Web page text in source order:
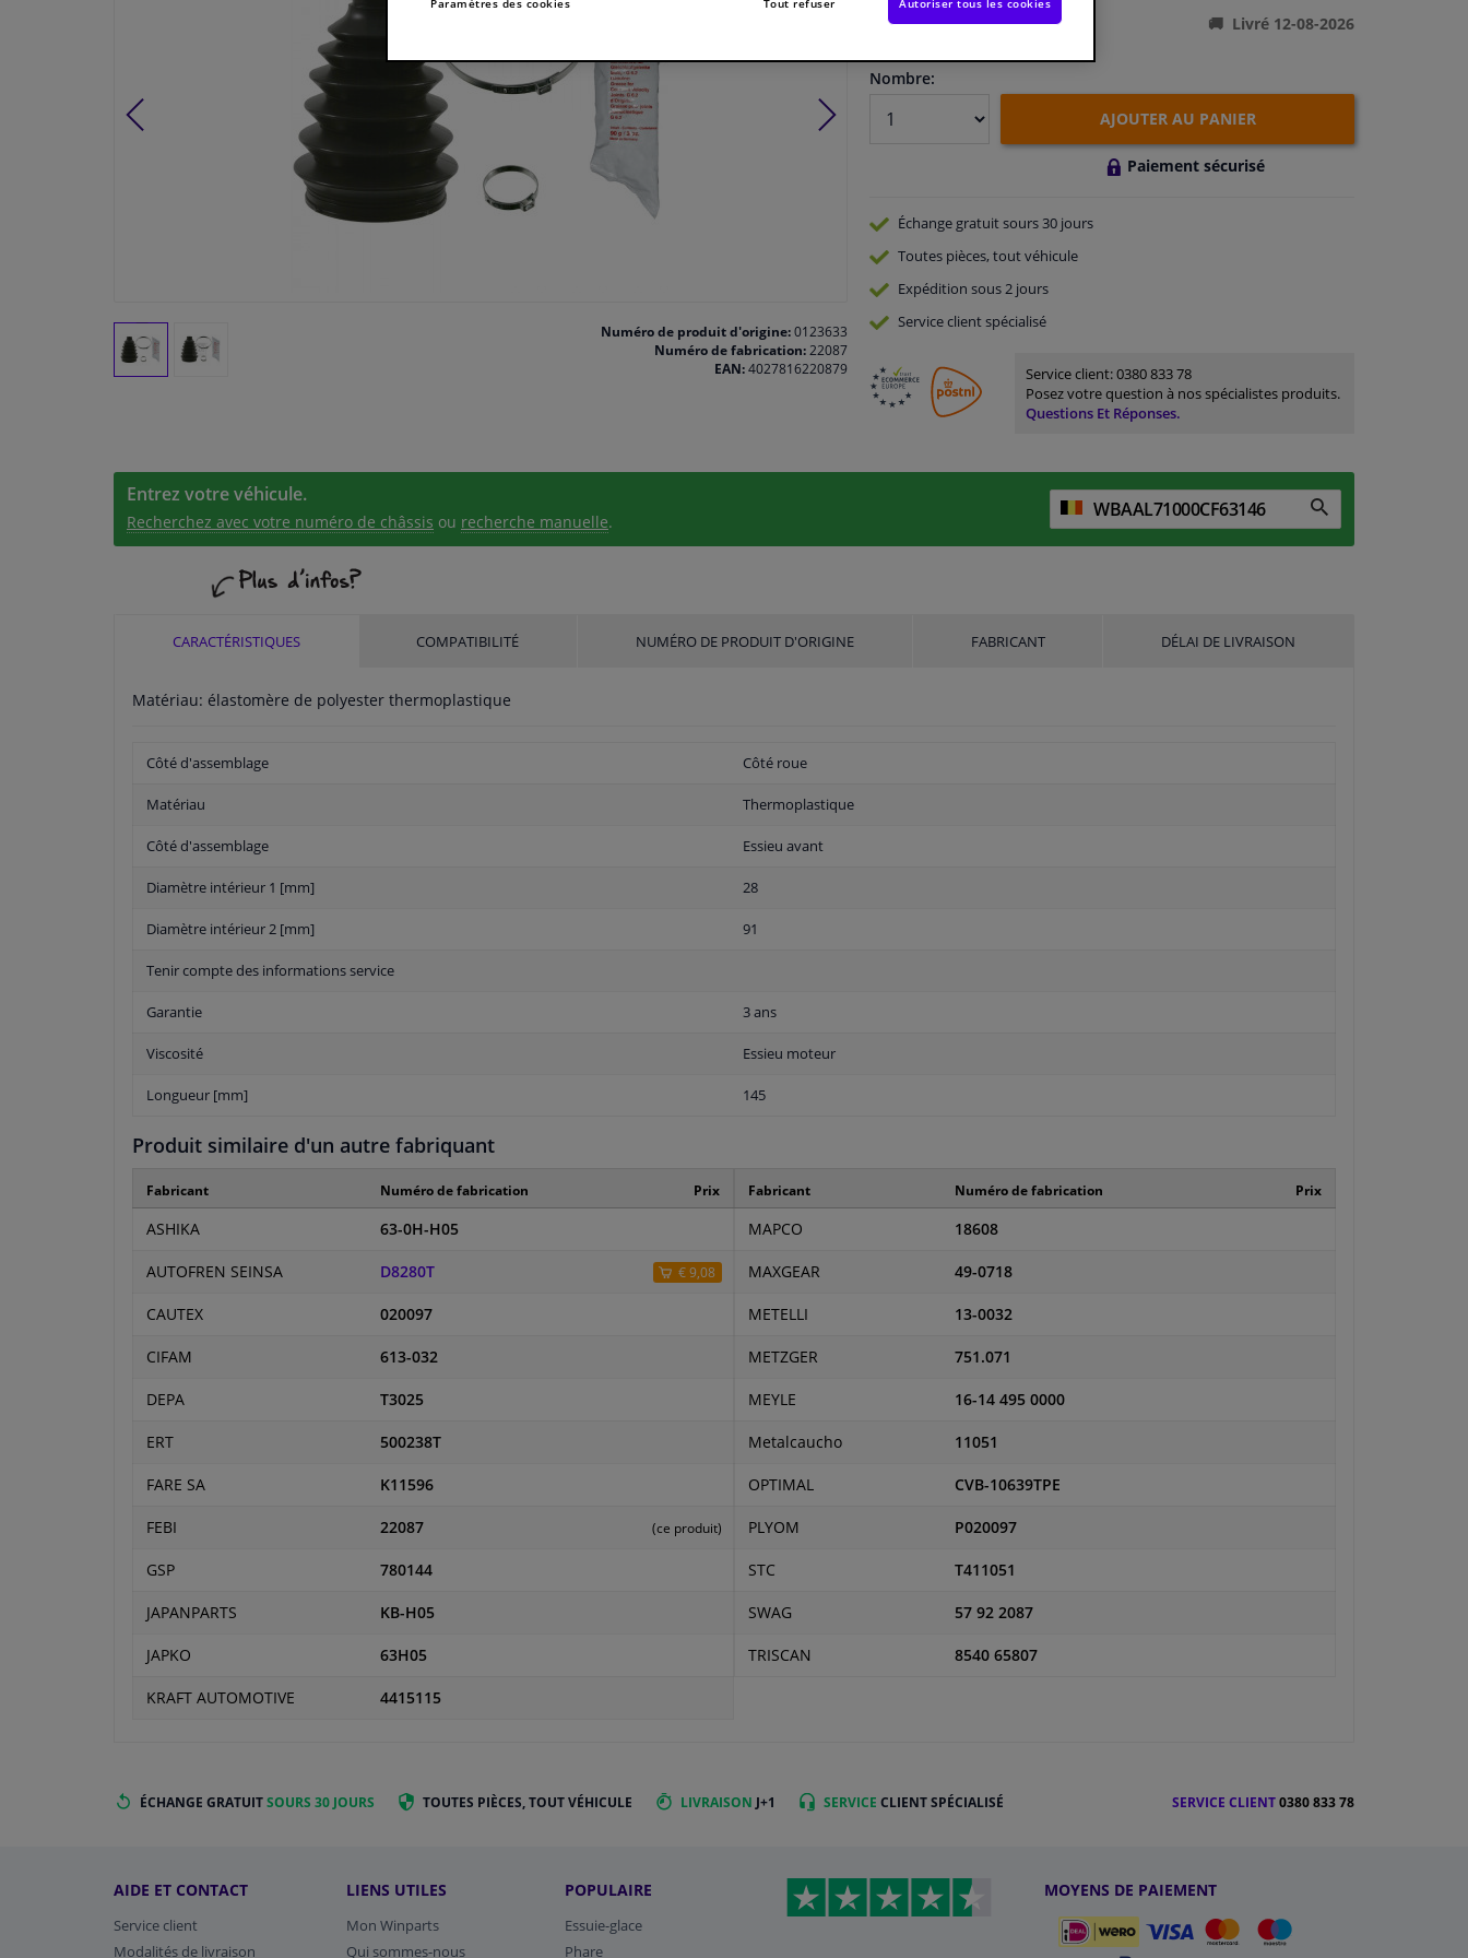
Numéro de produit d'origine:0123633
Numéro de fabrication:22087
EAN:4027816220879
Livré 12-08-2026
Nombre:
AJOUTER AU PANIER
Paiement sécurisé
Échange gratuitsours 30 jours
Toutes pièces, tout véhicule
Expédition sous 2 jours
Serviceclient spécialisé
Service client:0380 833 78
Posez votre question à nos spécialistes produits.
Questions Et Réponses.
Entrez votre véhicule.
Recherchez avec votre numéro de châssis ou recherche manuelle.
CARACTÉRISTIQUES COMPATIBILITÉ NUMÉRO DE PRODUIT D'ORIGINE FABRICANT DÉLAI DE LIVRAISON
Matériau: élastomère de polyester thermoplastique
Côté d'assemblage Côté roue
Matériau Thermoplastique
Côté d'assemblage Essieu avant
Diamètre intérieur 1 [mm] 28
Diamètre intérieur 2 [mm] 91
Tenir compte des informations service
Garantie 3 ans
Viscosité Essieu moteur
Longueur [mm] 145
Produit similaire d'un autre fabriquant
Fabricant Numéro de fabrication Prix
ASHIKA 63-0H-H05
AUTOFREN SEINSA D8280T € 9,08
CAUTEX 020097
CIFAM 613-032
DEPA T3025
ERT 500238T
FARE SA K11596
FEBI 22087 (ce produit)
GSP 780144
JAPANPARTS KB-H05
JAPKO 63H05
KRAFT AUTOMOTIVE 4415115
Fabricant Numéro de fabrication Prix
MAPCO 18608
MAXGEAR 49-0718
METELLI 13-0032
METZGER 751.071
MEYLE 16-14 495 0000
Metalcaucho 11051
OPTIMAL CVB-10639TPE
PLYOM P020097
STC T411051
SWAG 57 92 2087
TRISCAN 8540 65807
ÉCHANGE GRATUITSOURS 30 JOURS TOUTES PIÈCES, TOUT VÉHICULE LIVRAISON J+1 SERVICE CLIENT SPÉCIALISÉ SERVICE CLIENT0380 833 78
AIDE ET CONTACT
Service client
Modalités de livraison
LIENS UTILES
Mon Winparts
Qui sommes-nous
POPULAIRE
Essuie-glace
Phare
MOYENS DE PAIEMENT
Tout refuser Autoriser tous les cookies